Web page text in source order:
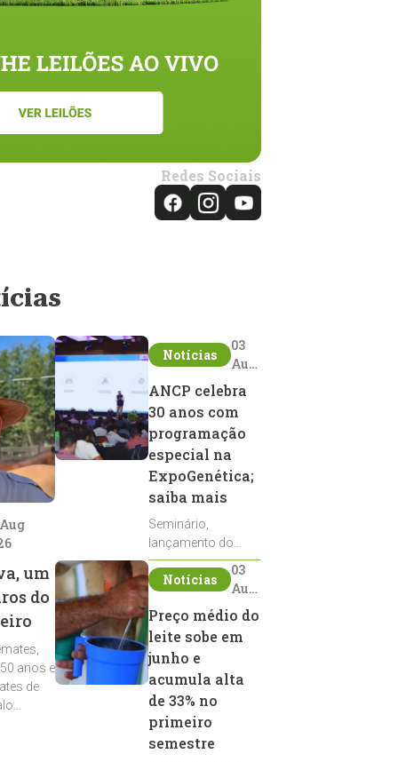
Redes Sociais
um
do
anos e
de
Notícias
03
Aug
ANCP celebra
30 anos com
programação
especial na
ExpoGenética;
saiba mais
Seminário,
lançamento do
Sumário de Touros,
debates, podcast,
reprodutores e
homenagens
integram a
programação da
entidade durante a
ExpoGenética 2026
Notícias
03
Aug
2026
Preço médio do
leite sobe em
junho e
acumula alta
de 33% no
primeiro
semestre